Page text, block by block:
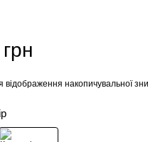
відображення накопичувальної